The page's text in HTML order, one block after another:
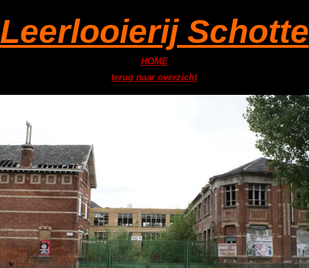
Leerlooierij Schotte
HOME
terug naar overzicht